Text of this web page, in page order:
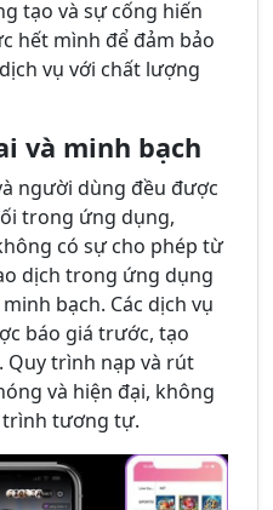
tạo và sự cống hiến
hết mình để đảm bảo
vụ với chất lượng
và minh bạch
người dùng đều được
trong ứng dụng,
có sự cho phép từ
dịch trong ứng dụng
bạch. Các dịch vụ
báo giá trước, tạo
Quy trình nạp và rút
và hiện đại, không
trình tương tự.